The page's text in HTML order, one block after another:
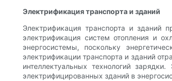
Электрификация транспорта и зданий
Электрификация транспорта и зданий
электрификация систем отопления и
энергосистемы, поскольку
электрификации транспорта и зданий
интеллектуальных технологий
электрифицированных зданий в